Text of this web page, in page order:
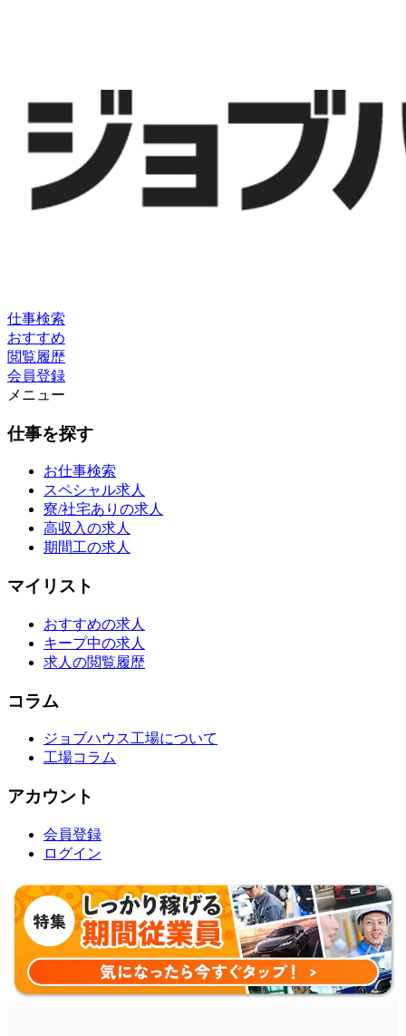
仕事検索
おすすめ
閲覧履歴
会員登録
メニュー
仕事を探す
お仕事検索
スペシャル求人
寮/社宅ありの求人
高収入の求人
期間工の求人
マイリスト
おすすめの求人
キープ中の求人
求人の閲覧履歴
コラム
ジョブハウス工場について
工場コラム
アカウント
会員登録
ログイン